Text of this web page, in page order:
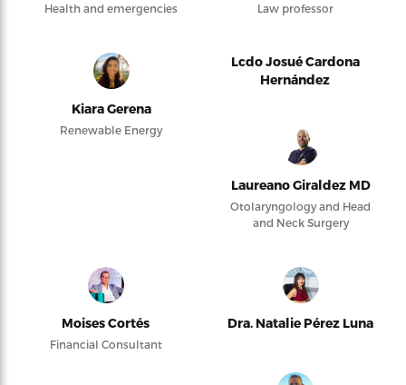
Health and emergencies Law professor
Kiara Gerena
Renewable Energy
Lcdo Josué Cardona
Hernández
Laureano Giraldez MD
Otolaryngology and Head
and Neck Surgery
Moises Cortés
Financial Consultant
Dra. Natalie Pérez Luna